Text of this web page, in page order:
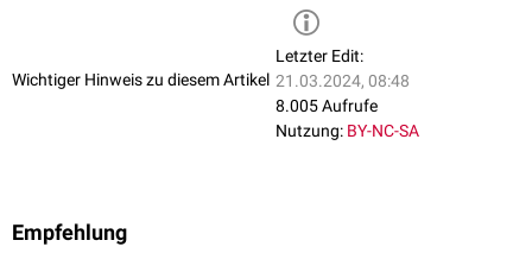
Wichtiger Hinweis zu diesem Artikel
Letzter Edit:
21.03.2024, 08:48
8.005 Aufrufe
Nutzung: BY-NC-SA
Empfehlung